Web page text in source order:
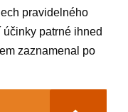
pravidelného
patrné ihned
zaznamenal po